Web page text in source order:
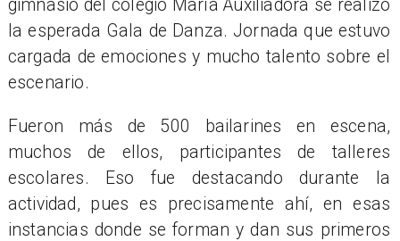
gimnasio del colegio María Auxiliadora se realizó
la esperada Gala de Danza. Jornada que estuvo
cargada de emociones y mucho talento sobre el
escenario.
Fueron más de 500 bailarines en escena,
muchos de ellos, participantes de talleres
escolares. Eso fue destacando durante la
actividad, pues es precisamente ahí, en esas
instancias donde se forman y dan sus primeros